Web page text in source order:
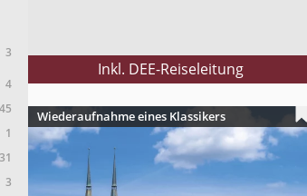
3
4
45
1
31
3
Inkl. DEE-Reiseleitung
Wiederaufnahme eines Klassikers